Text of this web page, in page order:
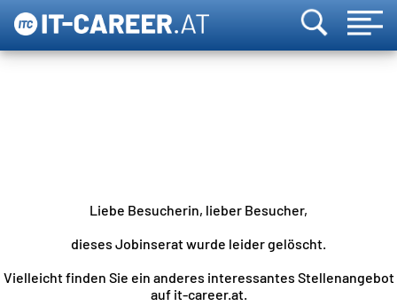
Liebe Besucherin, lieber Besucher,
dieses Jobinserat wurde leider gelöscht.
Vielleicht finden Sie ein anderes interessantes Stellenangebot
auf it-career.at.